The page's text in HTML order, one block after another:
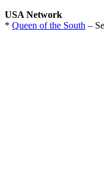
USA Network
* Queen of the South –